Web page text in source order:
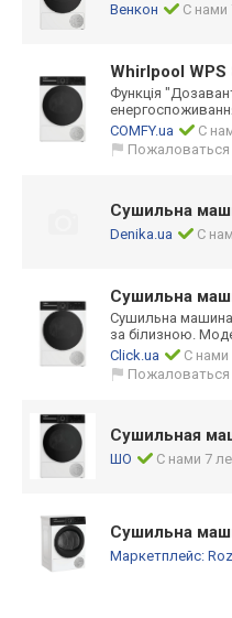
Венкон С нами
Whirlpool WPS
Функція
енергоспоживанн
COMFY.ua
С
Пожаловаться
Сушильна
Denika.ua С
Сушильна
Сушильна машина
за білизною.
Click.ua
С нами
Пожаловаться
Сушильная
ШО С нами 7
Сушильна
Маркетплейс: